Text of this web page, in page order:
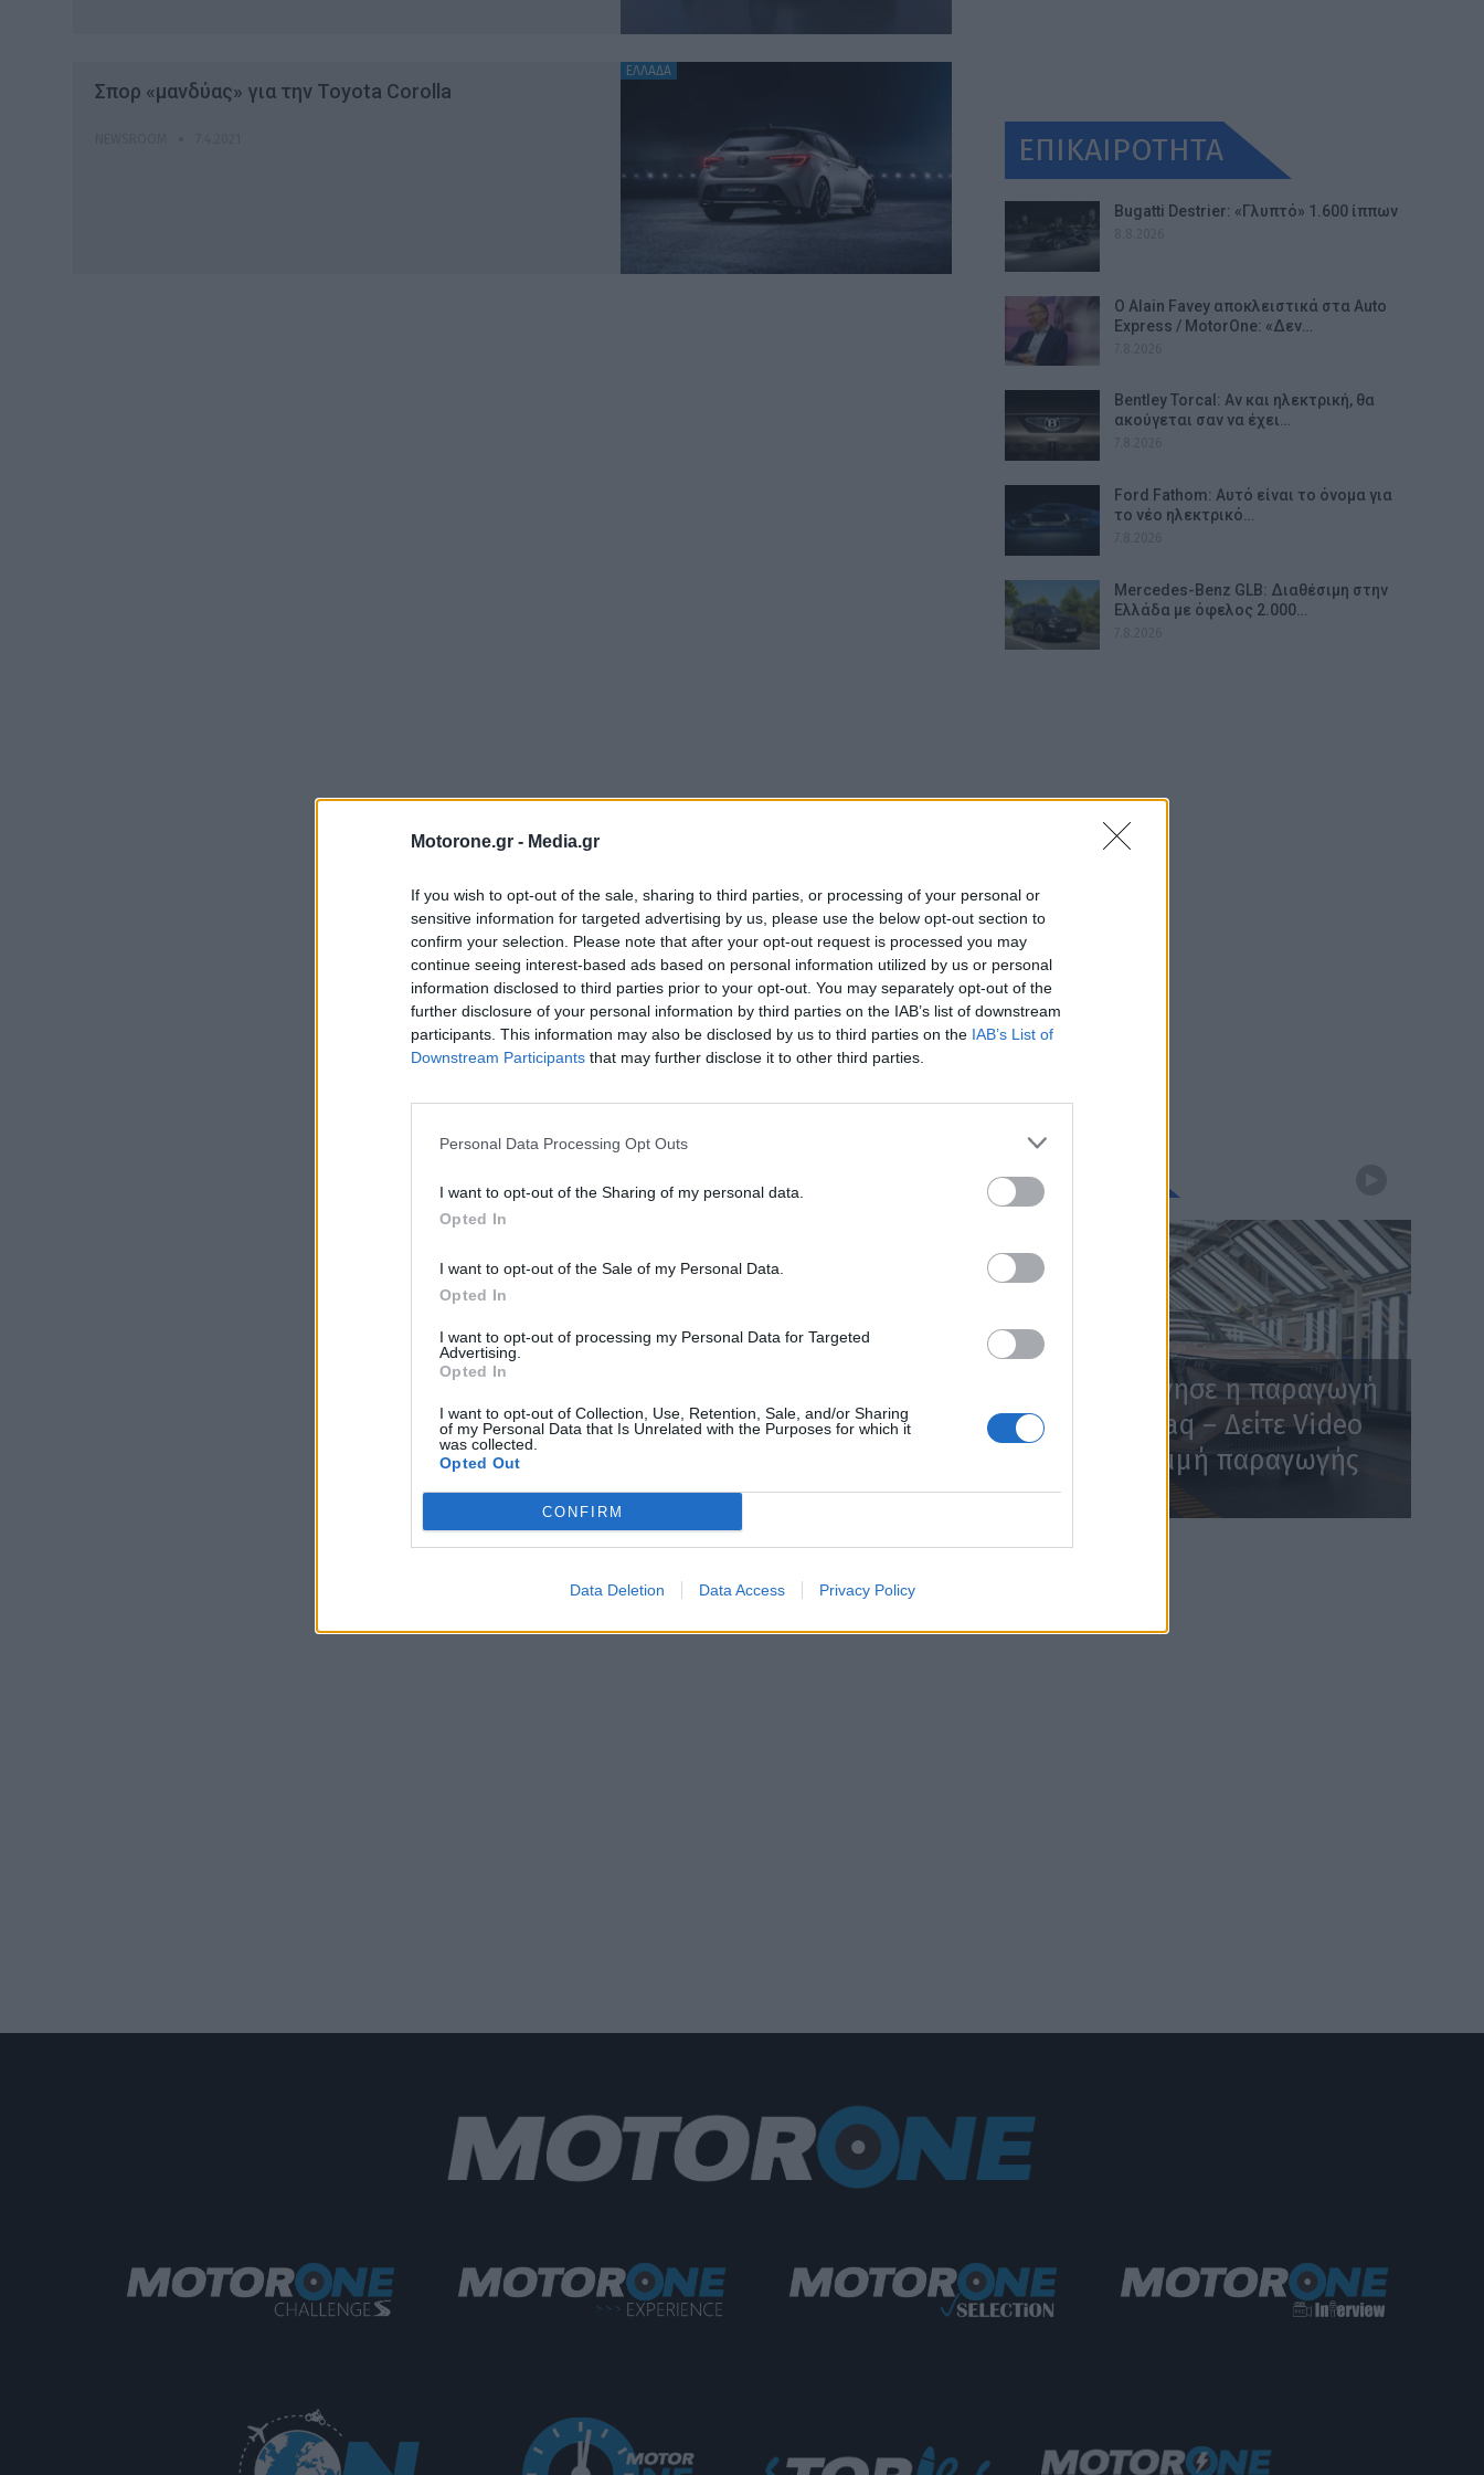
Motorone.gr - Media.gr
If you wish to opt-out of the sale, sharing to third parties, or processing of your personal or
sensitive information for targeted advertising by us, please use the below opt-out section to
confirm your selection. Please note that after your opt-out request is processed you may
continue seeing interest-based ads based on personal information utilized by us or personal
information disclosed to third parties prior to your opt-out. You may separately opt-out of the
further disclosure of your personal information by third parties on the IAB’s list of downstream
participants. This information may also be disclosed by us to third parties on the IAB’s List of
Downstream Participants that may further disclose it to other third parties.
Personal Data Processing Opt Outs
I want to opt-out of the Sharing of my personal data.
Opted In
I want to opt-out of the Sale of my Personal Data.
Opted In
I want to opt-out of processing my Personal Data for Targeted
Advertising.
Opted In
I want to opt-out of Collection, Use, Retention, Sale, and/or Sharing
of my Personal Data that Is Unrelated with the Purposes for which it
was collected.
Opted Out
CONFIRM
Data Deletion Data Access Privacy Policy
ΕΛΛΑΔΑ
Σπορ «μανδύας» για την Toyota Corolla
ΕΠΙΚΑΙΡΟΤΗΤΑ
Bugatti Destrier: «Γλυπτό» 1.600 ίππων
Ο Alain Favey αποκλειστικά στα Auto
Express / MotorOne: «Δεν…
Bentley Torcal: Αν και ηλεκτρική, θα
ακούγεται σαν να έχει…
Ford Fathom: Αυτό είναι το όνομα για
το νέο ηλεκτρικό…
Mercedes-Benz GLB: Διαθέσιμη στην
Ελλάδα με όφελος 2.000…
WEBTV
Skoda: Ξεκίνησε η παραγωγή
του νέου Peaq – Δείτε Video
από τη γραμμή παραγωγής
WEB TV